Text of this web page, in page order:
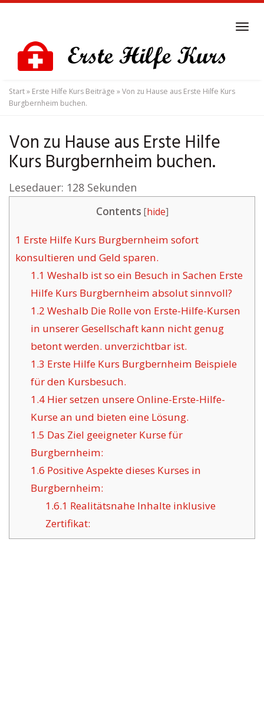
content
Start» Erste Hilfe Kurs Beiträge »Von zu Hause aus Erste Hilfe Kurs
Burgbernheim buchen.
Von zu Hause aus Erste Hilfe
Kurs Burgbernheim buchen.
Lesedauer: 128 Sekunden
Contents [hide]
1 Erste Hilfe Kurs Burgbernheim sofort
konsultieren und Geld sparen.
1.1 Weshalb ist so ein Besuch in Sachen Erste
Hilfe Kurs Burgbernheim absolut sinnvoll?
1.2 Weshalb Die Rolle von Erste-Hilfe-Kursen
in unserer Gesellschaft kann nicht genug
betont werden. unverzichtbar ist.
1.3 Erste Hilfe Kurs Burgbernheim Beispiele
für den Kursbesuch.
1.4Hier setzen unsere Online-Erste-Hilfe-
Kurse an und bieten eine Lösung.
1.5 Das Ziel geeigneter Kurse für
Burgbernheim:
1.6 Positive Aspekte dieses Kurses in
Burgbernheim:
1.6.1 Realitätsnahe Inhalte inklusive
Zertifikat: